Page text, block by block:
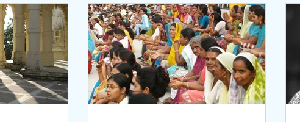
Tradizioni yoga Ayurveda